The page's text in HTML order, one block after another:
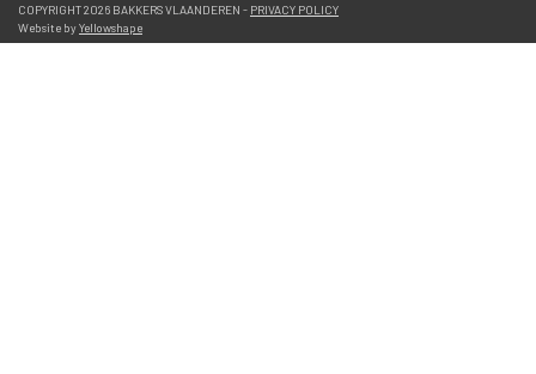
COPYRIGHT 2026 BAKKERS VLAANDEREN - PRIVACY POLICY
Website by Yellowshape